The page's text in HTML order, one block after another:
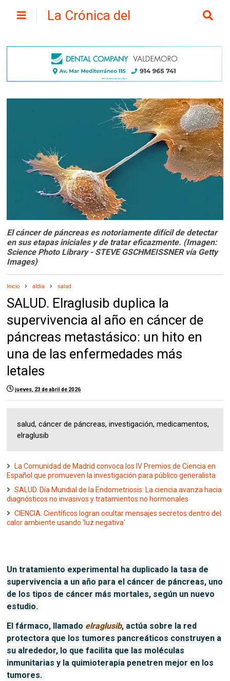
La Crónica del
El cáncer de páncreas es notoriamente difícil de detectar
en sus etapas iniciales y de tratar eficazmente. (Imagen:
Science Photo Library - STEVE GSCHMEISSNER vía Getty
Images)
Inicio aldia salud
SALUD. Elraglusib duplica la
supervivencia al año en cáncer de
páncreas metastásico: un hito en
una de las enfermedades más
letales
jueves, 23 de abril de 2026
salud, cáncer de páncreas, investigación, medicamentos,
elraglusib
La Comunidad de Madrid convoca los IV Premios de Ciencia en
Español que promueven la investigación para público generalista
SALUD. Día Mundial de la Endometriosis: La ciencia avanza hacia
diagnósticos no invasivos y tratamientos no hormonales
CIENCIA. Científicos logran ocultar mensajes secretos dentro del
calor ambiente usando 'luz negativa'
Un tratamiento experimental ha duplicado la tasa de
supervivencia a un año para el cáncer de páncreas, uno
de lostipos de cáncer más mortales, según un nuevo
estudio.
El fármaco, llamado elraglusib, actúa sobre la red
protectora que los tumores pancreáticos construyen a
su alrededor, lo que facilita que las moléculas
inmunitarias y la quimioterapia penetren mejor en los
tumores.